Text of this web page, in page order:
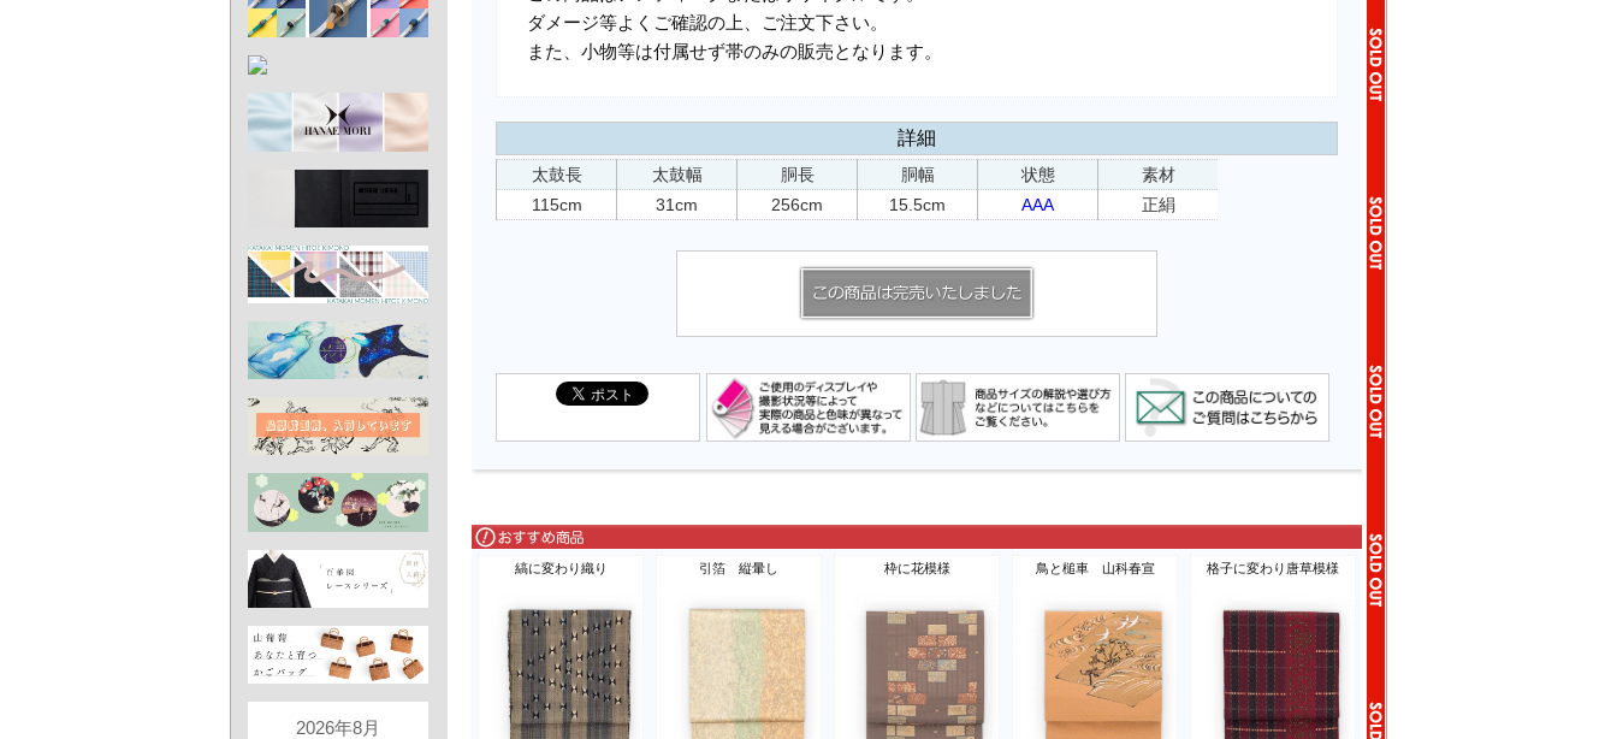
ダメージ等よくご確認の上、ご注文下さい。
また、小物等は付属せず帯のみの販売となります。
詳細
太鼓長
115cm
太鼓幅
31cm
胴長
256cm
胴幅
15.5cm
状態
AAA
素材
正絹
縞に変わり織り 引箔 縦暈し 枠に花模様 鳥と槌車 山科春宣 格子に変わり唐草模様
2026年8月